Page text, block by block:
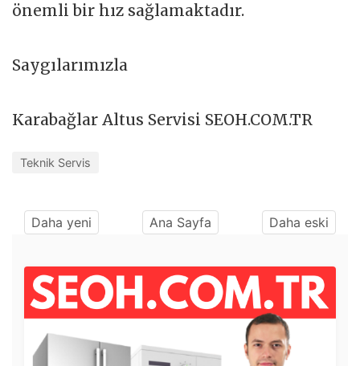
önemli bir hız sağlamaktadır.
Saygılarımızla
Karabağlar Altus Servisi SEOH.COM.TR
Teknik Servis
Daha yeni Ana Sayfa Daha eski